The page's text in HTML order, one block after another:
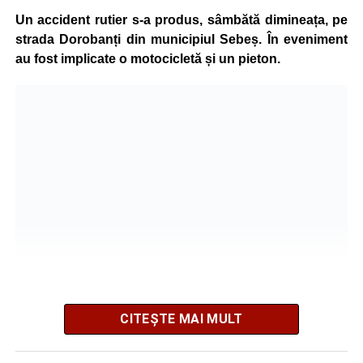
îngrijiri medicale de specialitate.
Motociclistul a fost testat cu aparatul etilotest, rezultatul
Un accident rutier s-a produs, sâmbătă dimineața, pe
strada Dorobanți din municipiul Sebeș. În eveniment
au fost implicate o motocicletă și un pieton.
Potrivit informațiilor transmise de pompieri, o femeie de 66
de ani, din municipiul Sebeș, a fost găsită inconștientă în
CITEȘTE MAI MULT